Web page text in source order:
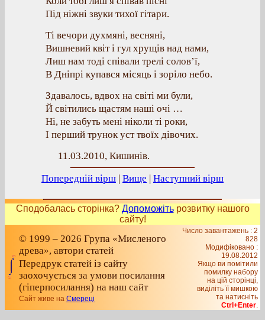
Під ніжні звуки тихої гітари.
Ті вечори духмяні, весняні,
Вишневий квіт і гул хрущів над нами,
Лиш нам тоді співали трелі солов’ї,
В Дніпрі купався місяць і зоріло небо.
Здавалось, вдвох на світі ми були,
Й світились щастям наші очі …
Ні, не забуть мені ніколи ті роки,
І перший трунок уст твоїх дівочих.
11.03.2010, Кишинів.
Попередній вірш | Вище | Наступний вірш
Сподобалась сторінка? Допоможітьрозвитку нашого
сайту!
© 1999 – 2026 Група «Мисленого
древа», автори статей
Передрук статей із сайту
заохочується за умови посилання
(гіперпосилання) на наш сайт
Сайт живе на Смереці
Число завантажень : 2
828
Модифіковано :
19.08.2012
Якщо ви помітили
помилку набору
на цiй сторiнцi,
видiлiть її мишкою
та натисніть
Ctrl+Enter.